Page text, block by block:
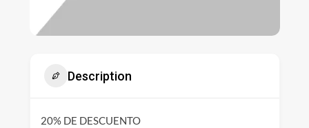
Description
20% DE DESCUENTO